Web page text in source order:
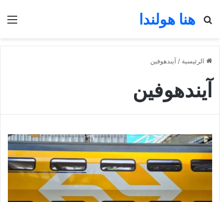
هنا هولندا
بحث عن
الرئيسية / آيندهوفين
آيندهوفين